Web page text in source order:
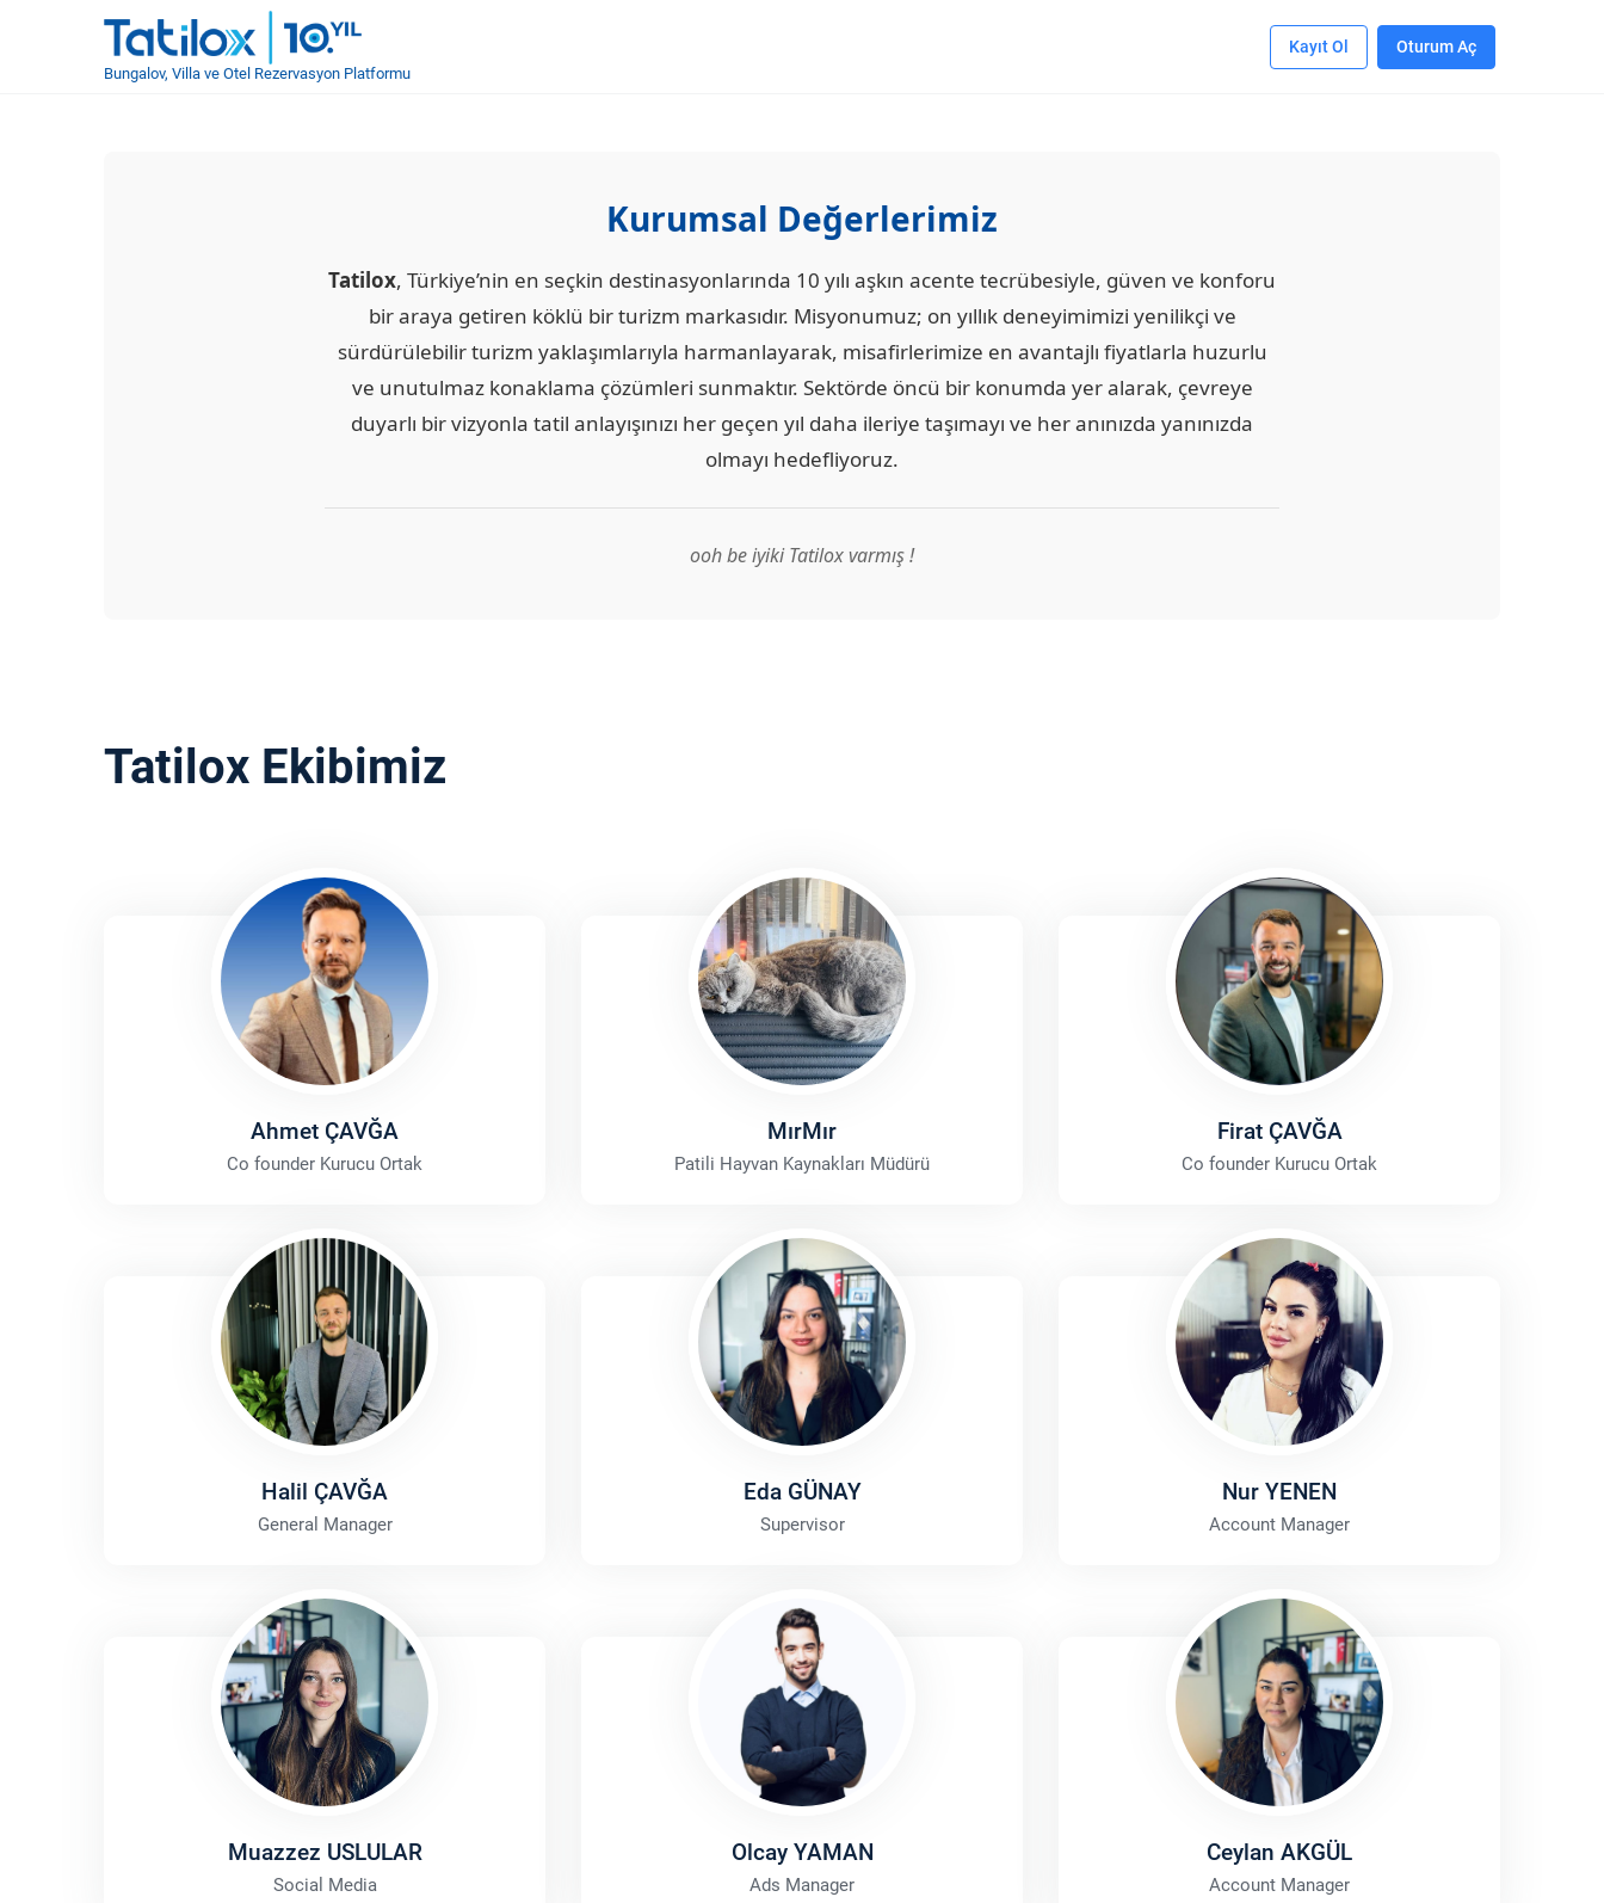
Bungalov, Villa ve Otel Rezervasyon Platformu
Kayıt Ol Oturum Aç
Kurumsal Değerlerimiz
Tatilox, Türkiye’nin en seçkin destinasyonlarında 10 yılı aşkın acente tecrübesiyle, güven ve konforu
bir araya getiren köklü bir turizm markasıdır. Misyonumuz; on yıllık deneyimimizi yenilikçi ve
sürdürülebilir turizm yaklaşımlarıyla harmanlayarak, misafirlerimize en avantajlı fiyatlarla huzurlu
ve unutulmaz konaklama çözümleri sunmaktır. Sektörde öncü bir konumda yer alarak, çevreye
duyarlı bir vizyonla tatil anlayışınızı her geçen yıl daha ileriye taşımayı ve her anınızda yanınızda
olmayı hedefliyoruz.
ooh be iyiki Tatilox varmış !
Tatilox Ekibimiz
Ahmet ÇAVĞA
Co founder Kurucu Ortak
MırMır
Patili Hayvan Kaynakları Müdürü
Firat ÇAVĞA
Co founder Kurucu Ortak
Halil ÇAVĞA
General Manager
Eda GÜNAY
Supervisor
Nur YENEN
Account Manager
Muazzez USLULAR
Social Media
Olcay YAMAN
Ads Manager
Ceylan AKGÜL
Account Manager